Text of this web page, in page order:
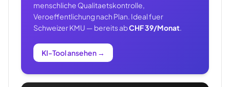
menschliche Qualitaetskontrolle,
Veroeffentlichung nach Plan. Ideal fuer
Schweizer KMU — bereits abCHF 39/Monat.
KI-Tool ansehen →